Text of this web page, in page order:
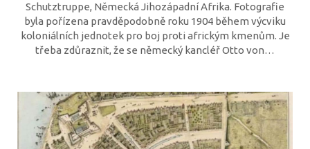
Schutztruppe, Německá Jihozápadní Afrika. Fotografie
byla pořízena pravděpodobně roku 1904 během výcviku
koloniálních jednotek pro boj proti africkým kmenům. Je
třeba zdůraznit, že se německý kancléř Otto von…